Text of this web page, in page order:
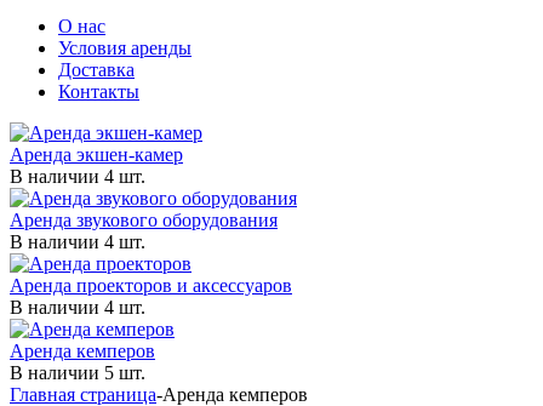
О нас
Условия аренды
Доставка
Контакты
Аренда экшен-камер
В наличии 4 шт.
Аренда звукового оборудования
В наличии 4 шт.
Аренда проекторов и аксессуаров
В наличии 4 шт.
Аренда кемперов
В наличии 5 шт.
Главная страница-Аренда кемперов